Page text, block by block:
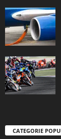
CATEGORIE